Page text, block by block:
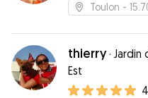
Toulon -
thierry· Jardin
Est